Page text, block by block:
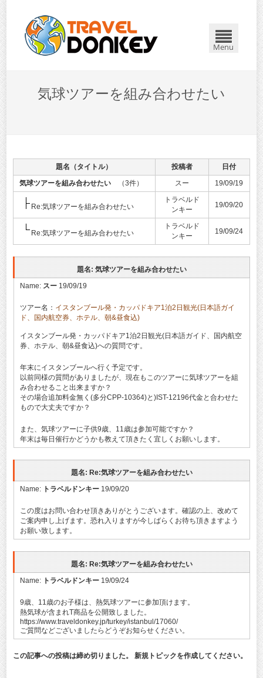
Menu
気球ツアーを組み合わせたい
題名（タイトル） 投稿者
日付
気球ツアーを組み合わせたい（3件） スー 19/09/19
Re:気球ツアーを組み合わせたい
トラベルド
ンキー
19/09/20
Re:気球ツアーを組み合わせたい
トラベルド
ンキー
19/09/24
題名: 気球ツアーを組み合わせたい
Name: スー19/09/19
ツアー名： イスタンブール発・カッパドキア1泊2日観光(日本語ガイ
ド、国内航空券、ホテル、朝&昼食込)
イスタンブール発・カッパドキア1泊2日観光(日本語ガイド、国内航空
券、ホテル、朝&昼食込)への質問です。
年末にイスタンブールへ行く予定です。
以前同様の質問がありましたが、現在もこのツアーに気球ツアーを組
み合わせること出来ますか？
その場合追加料金無く(多分CPP-10364)と)IST-12196代金と合わせた
もので大丈夫ですか？
また、気球ツアーに子供9歳、11歳は参加可能ですか？
年末は毎日催行かどうかも教えて頂きたく宜しくお願いします。
題名: Re:気球ツアーを組み合わせたい
Name:
トラベルドンキー19/09/20
この度はお問い合わせ頂きありがとうございます。確認の上、改めて
ご案内申し上げます。恐れ入りますが今しばらくお待ち頂きますよう
お願い致します。
題名: Re:気球ツアーを組み合わせたい
Name:
トラベルドンキー19/09/24
9歳、11歳のお子様は、熱気球ツアーに参加頂けます。
熱気球が含まれT商品を公開致しました。
https://www.traveldonkey.jp/turkey/istanbul/17060/
ご質問などございましたらどうぞお知らせください。
この記事への投稿は締め切りました。 新規トピックを作成してください。